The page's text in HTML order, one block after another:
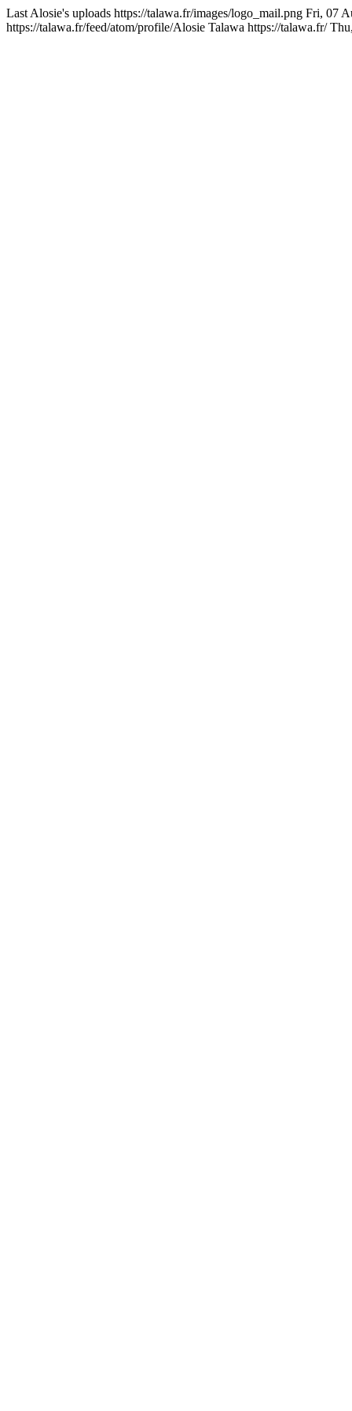
Last Alosie's uploads https://talawa.fr/images/logo_mail.png Fri, 07
https://talawa.fr/feed/atom/profile/Alosie Talawa https://talawa.fr/